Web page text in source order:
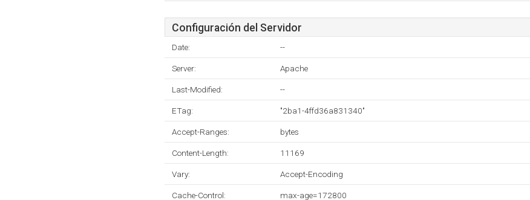
Configuración del Servidor
Date: --
Server: Apache
Last-Modified: --
ETag: "2ba1-4ffd36a831340"
Accept-Ranges: bytes
Content-Length: 11169
Vary: Accept-Encoding
Cache-Control: max-age=172800